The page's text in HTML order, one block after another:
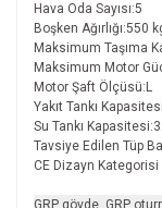
Hava Oda Sayısı:5
Boşken Ağırlığı:550
Maksimum Taşıma
Maksimum Motor
Motor Şaft Ölçüsü:L
Yakıt Tankı
Su Tankı
Tavsiye Edilen Tüp
CE Dizayn Kategorisi
GRP gövde, GRP